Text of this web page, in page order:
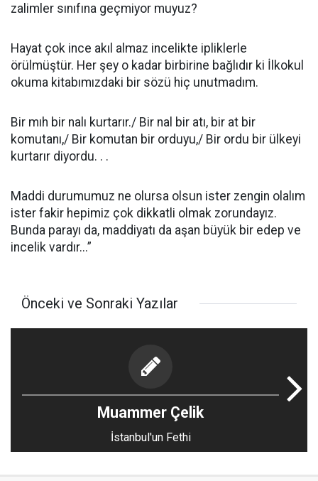
zalimler sınıfına geçmiyor muyuz?
Hayat çok ince akıl almaz incelikte ipliklerle
örülmüştür. Her şey o kadar birbirine bağlıdır ki İlkokul
okuma kitabımızdaki bir sözü hiç unutmadım.
Bir mıh bir nalı kurtarır./ Bir nal bir atı, bir at bir
komutanı,/ Bir komutan bir orduyu,/ Bir ordu bir ülkeyi
kurtarır diyordu. . .
Maddi durumumuz ne olursa olsun ister zengin olalım
ister fakir hepimiz çok dikkatli olmak zorundayız.
Bunda parayı da, maddiyatı da aşan büyük bir edep ve
incelik vardır...”
Önceki ve Sonraki Yazılar
Muammer Çelik
İstanbul'un Fethi